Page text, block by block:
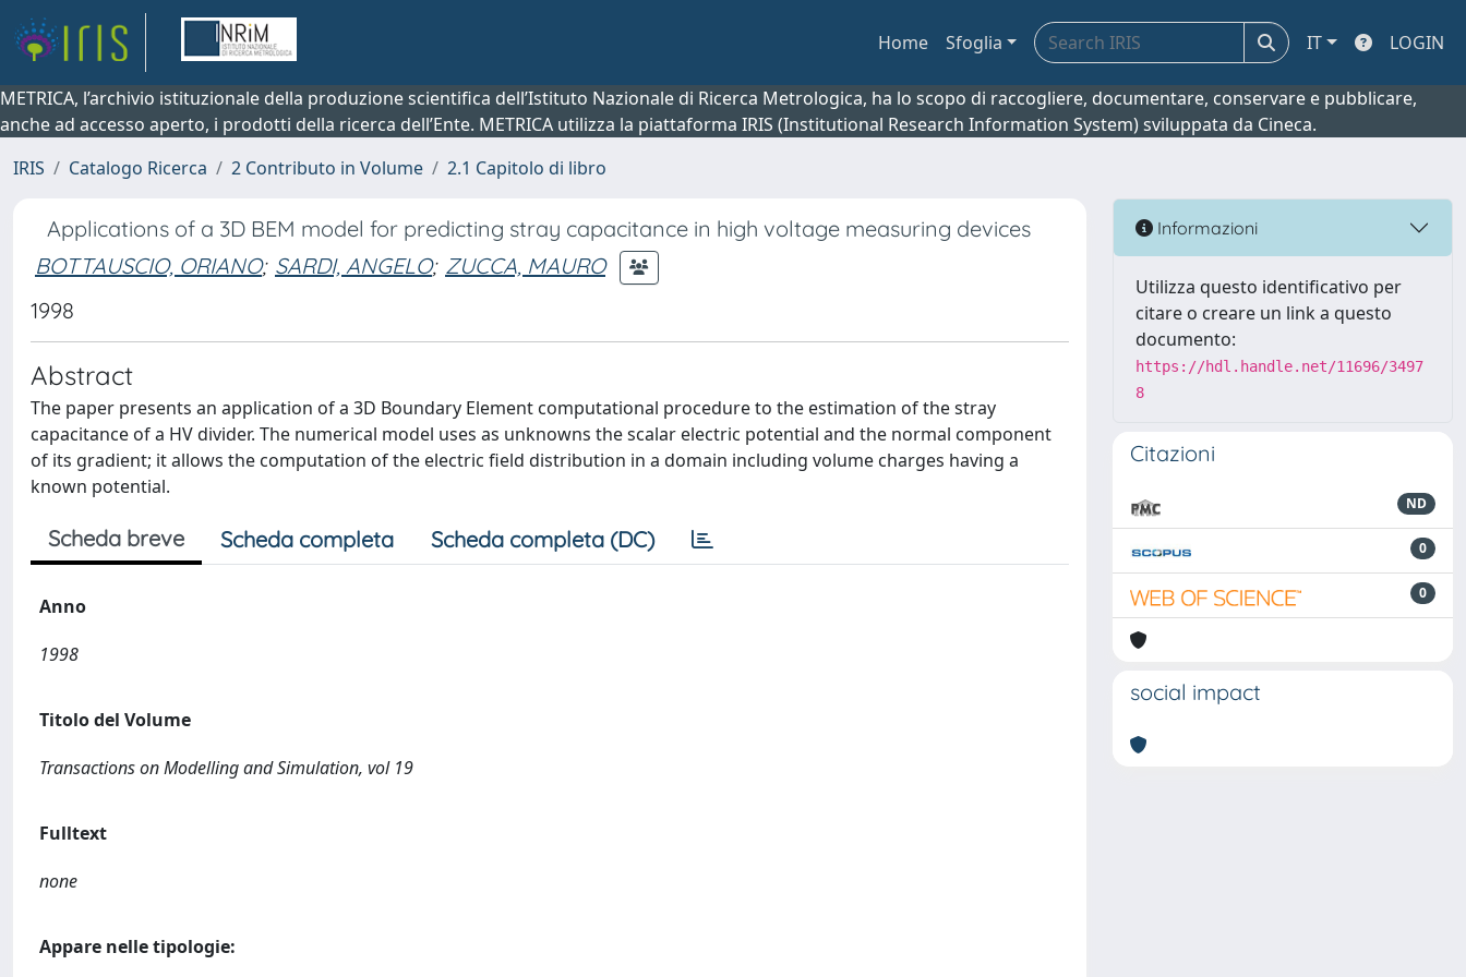
Home Sfoglia IT LOGIN
METRICA, l’archivio istituzionale della produzione scientifica dell’Istituto Nazionale di Ricerca Metrologica, ha lo scopo di raccogliere, documentare, conservare e pubblicare,
anche ad accesso aperto, i prodotti della ricerca dell’Ente. METRICA utilizza la piattaforma IRIS (Institutional Research Information System) sviluppata da Cineca.
IRIS
Catalogo Ricerca 2 Contributo in Volume 2.1 Capitolo di libro
Applications of a 3D BEM model for predicting stray capacitance in high voltage measuring devices
BOTTAUSCIO, ORIANO; SARDI, ANGELO; ZUCCA, MAURO
1998
Abstract
The paper presents an application of a 3D Boundary Element computational procedure to the estimation of the stray
capacitance of a HV divider. The numerical model uses as unknowns the scalar electric potential and the normal component
of its gradient; it allows the computation of the electric field distribution in a domain including volume charges having a
known potential.
Scheda breve Scheda completa Scheda completa (DC)
Anno
1998
Titolo del Volume
Transactions on Modelling and Simulation, vol 19
Fulltext
none
Appare nelle tipologie:
Informazioni
Utilizza questo identificativo per
citare o creare un link a questo
documento:
https://hdl.handle.net/11696/3497
8
Citazioni
ND
0
0
social impact